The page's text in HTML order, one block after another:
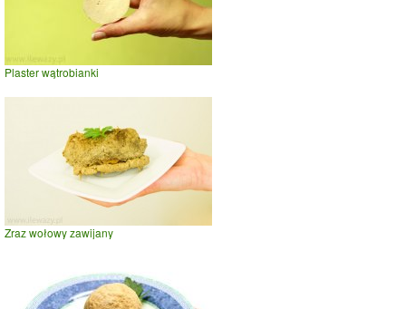
Plaster wątrobianki
Zraz wołowy zawijany